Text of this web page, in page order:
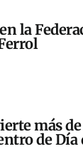
la
más
de Día